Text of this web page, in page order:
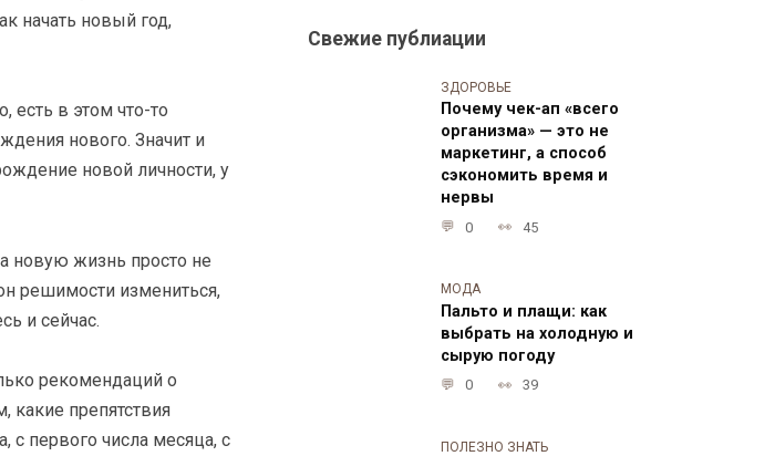
начать новый год,
есть в этом что-то
нового. Значит и
новой личности, у
новую жизнь просто не
решимости измениться,
и сейчас.
рекомендаций о
какие препятствия
с первого числа месяца, с
Свежие публиации
ЗДОРОВЬЕ
Почему чек-ап «всего
организма» — это не
маркетинг, а способ
сэкономить время и
нервы
0 45
МОДА
Пальто и плащи: как
выбрать на холодную и
сырую погоду
0 39
ПОЛЕЗНО ЗНАТЬ